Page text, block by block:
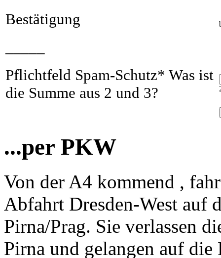
Bestätigung
Pflichtfeld Spam-Schutz* Was ist
die Summe aus 2 und 3?
...per PKW
Von der A4 kommend ,
Abfahrt Dresden-West auf
Pirna/Prag. Sie verlassen
Pirna und gelangen auf die